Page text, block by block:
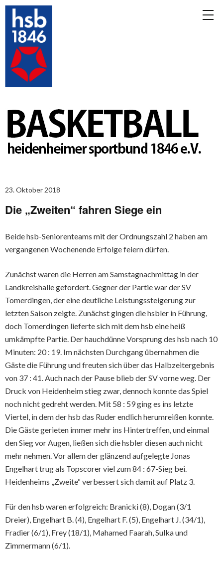
23. Oktober 2018
Die „Zweiten“ fahren Siege ein
Beide hsb-Seniorenteams mit der Ordnungszahl 2 haben am
vergangenen Wochenende Erfolge feiern dürfen.
Zunächst waren die Herren am Samstagnachmittag in der
Landkreishalle gefordert. Gegner der Partie war der SV
Tomerdingen, der eine deutliche Leistungssteigerung zur
letzten Saison zeigte. Zunächst gingen die hsbler in Führung,
doch Tomerdingen lieferte sich mit dem hsb eine heiß
umkämpfte Partie. Der hauchdünne Vorsprung des hsb nach 10
Minuten: 20 : 19. Im nächsten Durchgang übernahmen die
Gäste die Führung und freuten sich über das Halbzeitergebnis
von 37 : 41. Auch nach der Pause blieb der SV vorne weg. Der
Druck von Heidenheim stieg zwar, dennoch konnte das Spiel
noch nicht gedreht werden. Mit 58 : 59 ging es ins letzte
Viertel, in dem der hsb das Ruder endlich herumreißen konnte.
Die Gäste gerieten immer mehr ins Hintertreffen, und einmal
den Sieg vor Augen, ließen sich die hsbler diesen auch nicht
mehr nehmen. Vor allem der glänzend aufgelegte Jonas
Engelhart trug als Topscorer viel zum 84 : 67-Sieg bei.
Heidenheims „Zweite“ verbessert sich damit auf Platz 3.
Für den hsb waren erfolgreich: Branicki (8), Dogan (3/1
Dreier), Engelhart B. (4), Engelhart F. (5), Engelhart J. (34/1),
Fradier (6/1), Frey (18/1), Mahamed Faarah, Sulka und
Zimmermann (6/1).